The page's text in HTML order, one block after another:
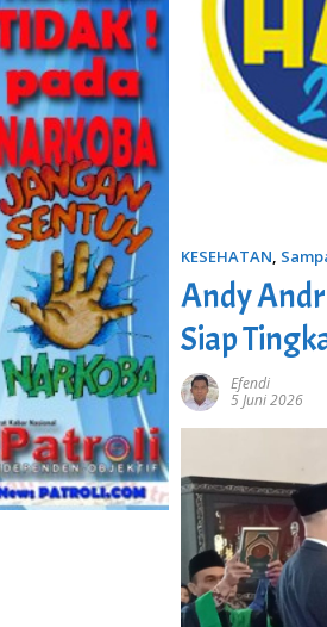
KESEHATAN,
Andy
Siap
Efendi
5 Juni 2026